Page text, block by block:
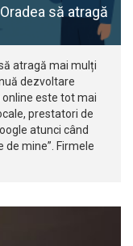
să atragă
atragă mai mulți
dezvoltare
este tot mai
prestatori de
atunci când
mine”. Firmele